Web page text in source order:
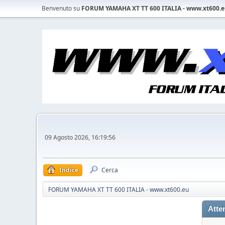
Benvenuto su FORUM YAMAHA XT TT 600 ITALIA -
09 Agosto 2026, 16:19:56
Indice Cerca
FORUM YAMAHA XT TT 600 ITALIA - www.xt600.eu